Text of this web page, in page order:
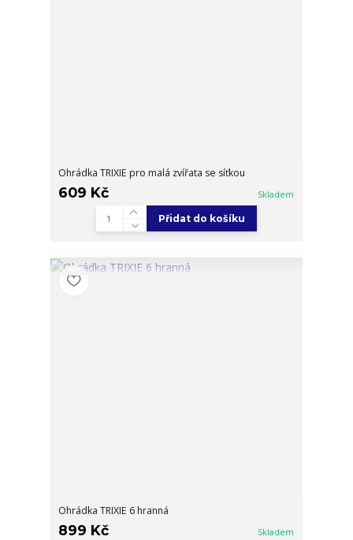
Ohrádka TRIXIE pro malá zvířata se síťkou
609 Kč Skladem
Přidat do košíku
Ohrádka TRIXIE 6 hranná
899 Kč Skladem